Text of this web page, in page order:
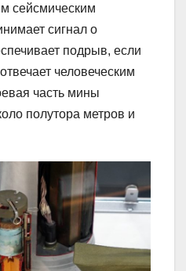
сейсмическим
сигнал о
подрыв, если
человеческим
часть мины
полутора метров и